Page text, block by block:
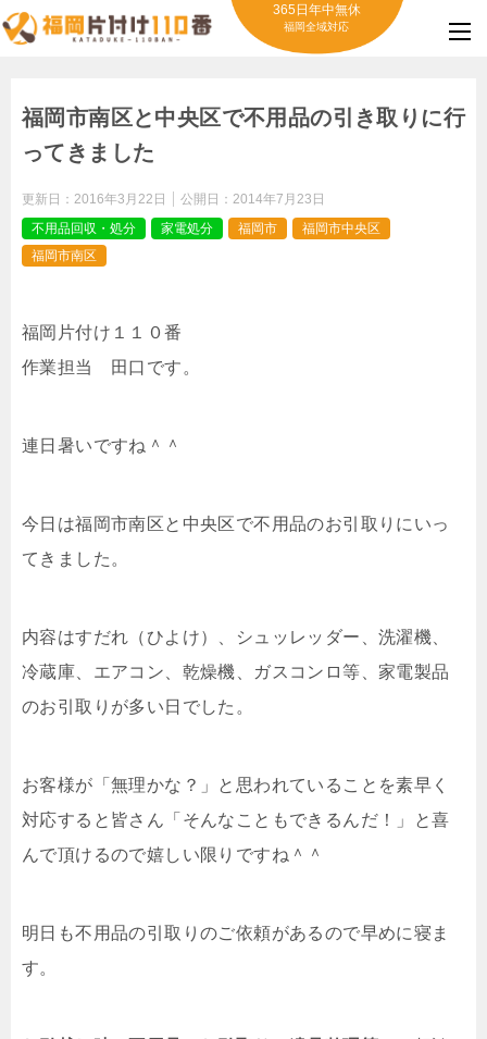
365日年中無休
福岡全域対応
福岡市南区と中央区で不用品の引き取りに行
ってきました
更新日： 2016年3月22日 公開日： 2014年7月23日
不用品回収・処分
家電処分 福岡市
福岡市中央区
福岡市南区
福岡片付け１１０番
作業担当 田口です。
連日暑いですね＾＾
今日は福岡市南区と中央区で不用品のお引取りにいっ
てきました。
内容はすだれ（ひよけ）、シュッレッダー、洗濯機、
冷蔵庫、エアコン、乾燥機、ガスコンロ等、家電製品
のお引取りが多い日でした。
お客様が「無理かな？」と思われていることを素早く
対応すると皆さん「そんなこともできるんだ！」と喜
んで頂けるので嬉しい限りですね＾＾
明日も不用品の引取りのご依頼があるので早めに寝ま
す。